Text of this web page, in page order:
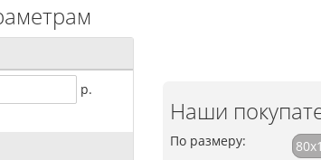
р.
Наши
По размеру: